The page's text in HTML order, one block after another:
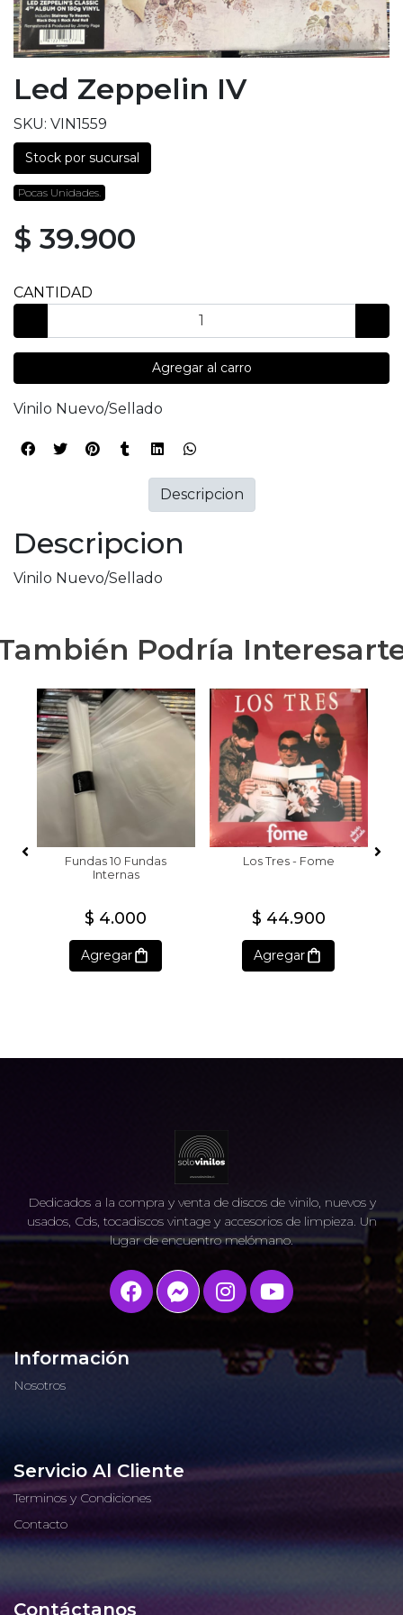
Led Zeppelin IV
SKU: VIN1559
Stock por sucursal
Pocas Unidades.
$ 39.900
CANTIDAD
Agregar al carro
Vinilo Nuevo/Sellado
Descripcion
Vinilo Nuevo/Sellado
Descripcion
Podría
Fundas 10 Fundas
Internas
$ 4.000
Agregar
Los Tres - Fome
$ 44.900
Agregar
Dedicados a la compra y venta de discos de vinilo, nuevos y
usados, Cds, tocadiscos vintage y accesorios de limpieza. Un
lugar de encuentro melómano.
Información
Nosotros
Servicio Al Cliente
Terminos y Condiciones
Contacto
Contáctanos